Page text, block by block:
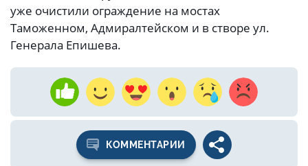
уже очистили ограждение на мостах
Таможенном, Адмиралтейском и в створе ул.
Генерала Епишева.
КОММЕНТАРИИ